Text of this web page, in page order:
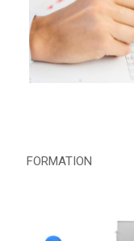
FORMATION